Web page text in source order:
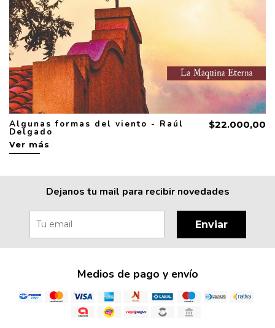
Algunas formas del viento - Raúl
Delgado
$22.000,00
Ver más
Dejanos tu mail para recibir novedades
Enviar
Medios de pago y envío